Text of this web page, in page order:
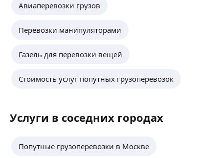
Авиаперевозки грузов
Перевозки манипуляторами
Газель для перевозки вещей
Стоимость услуг попутных грузоперевозок
Услуги в соседних городах
Попутные грузоперевозки в Москве